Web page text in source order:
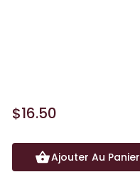
$16.50
Ajouter Au Panier